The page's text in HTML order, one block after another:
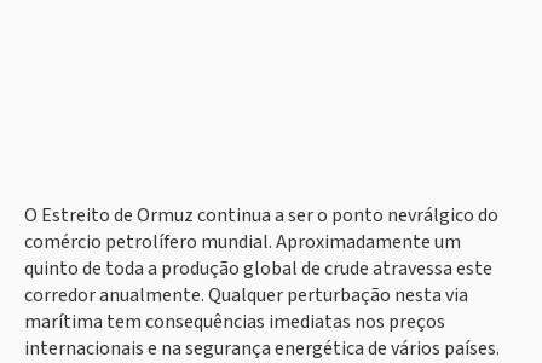
O Estreito de Ormuz continua a ser o ponto nevrálgico do
comércio petrolífero mundial. Aproximadamente um
quinto de toda a produção global de crude atravessa este
corredor anualmente. Qualquer perturbação nesta via
marítima tem consequências imediatas nos preços
internacionais e na segurança energética de vários países.